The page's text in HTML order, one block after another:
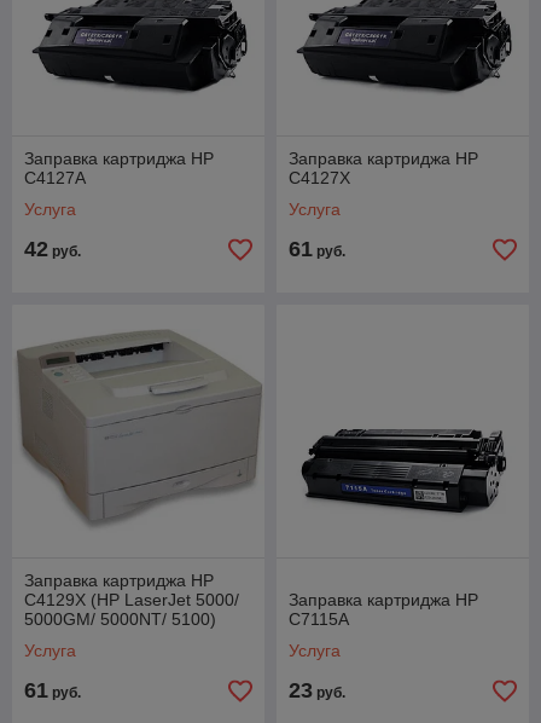
Заправка картриджа HP
C4127A
Услуга
42 руб.
Заправка картриджа HP
C4127X
Услуга
61 руб.
Заправка картриджа HP
C4129X (HP LaserJet 5000/
5000GM/ 5000NT/ 5100)
Услуга
61 руб.
Заправка картриджа HP
C7115A
Услуга
23 руб.